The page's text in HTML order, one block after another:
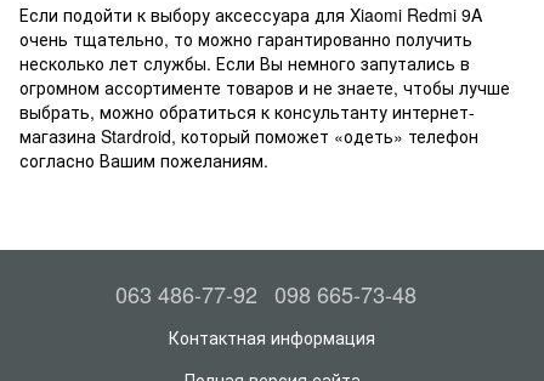
Если подойти к выбору аксессуара для Xiaomi Redmi 9A
очень тщательно, то можно гарантированно получить
несколько лет службы. Если Вы немного запутались в
огромном ассортименте товаров и не знаете, чтобы лучше
выбрать, можно обратиться к консультанту интернет-
магазина Stardroid, который поможет «одеть» телефон
согласно Вашим пожеланиям.
063 486-77-92 098 665-73-48
Контактная информация